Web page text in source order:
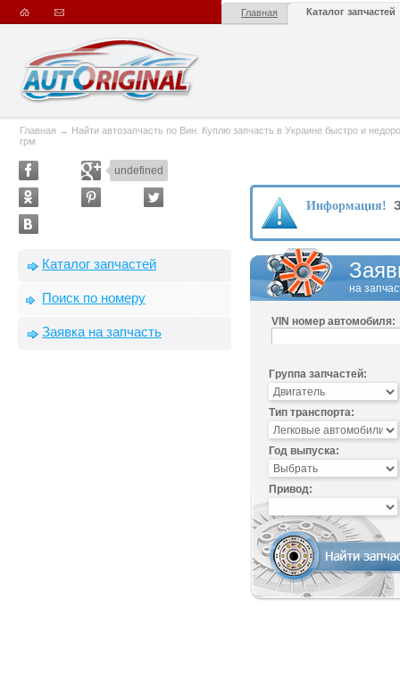
Главная Каталог запчастей
Главная → Найти автозапчасть по Вин. Куплю запчасть в Украине быстро и
грм
undefined
Каталог запчастей
Поиск по номеру
Заявка на запчасть
Информация!
на
VIN номер автомобиля:
Группа запчастей:
Тип транспорта:
Год выпуска:
Привод: